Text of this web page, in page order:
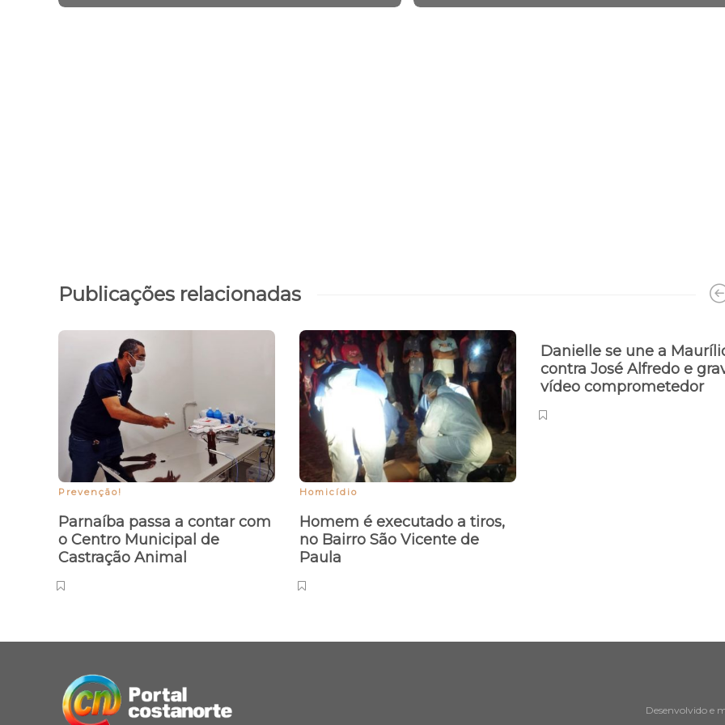
Publicações relacionadas
Prevenção!
Parnaíba passa a contar com
o Centro Municipal de
Castração Animal
Homicídio
Homem é executado a tiros,
no Bairro São Vicente de
Paula
Danielle se une a
contra José Alfredo e
vídeo comprometedor
Desenvolvido e